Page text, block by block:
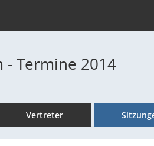
- Termine 2014
Vertreter